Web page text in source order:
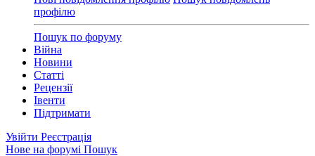
профілю
Пошук по форуму
Війна
Новини
Статті
Рецензії
Івенти
Підтримати
Увійти Реєстрація
Нове на форумі Пошук